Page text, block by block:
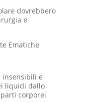
dovrebbero
e
Ematiche
insensibili e
liquidi dallo
corporei